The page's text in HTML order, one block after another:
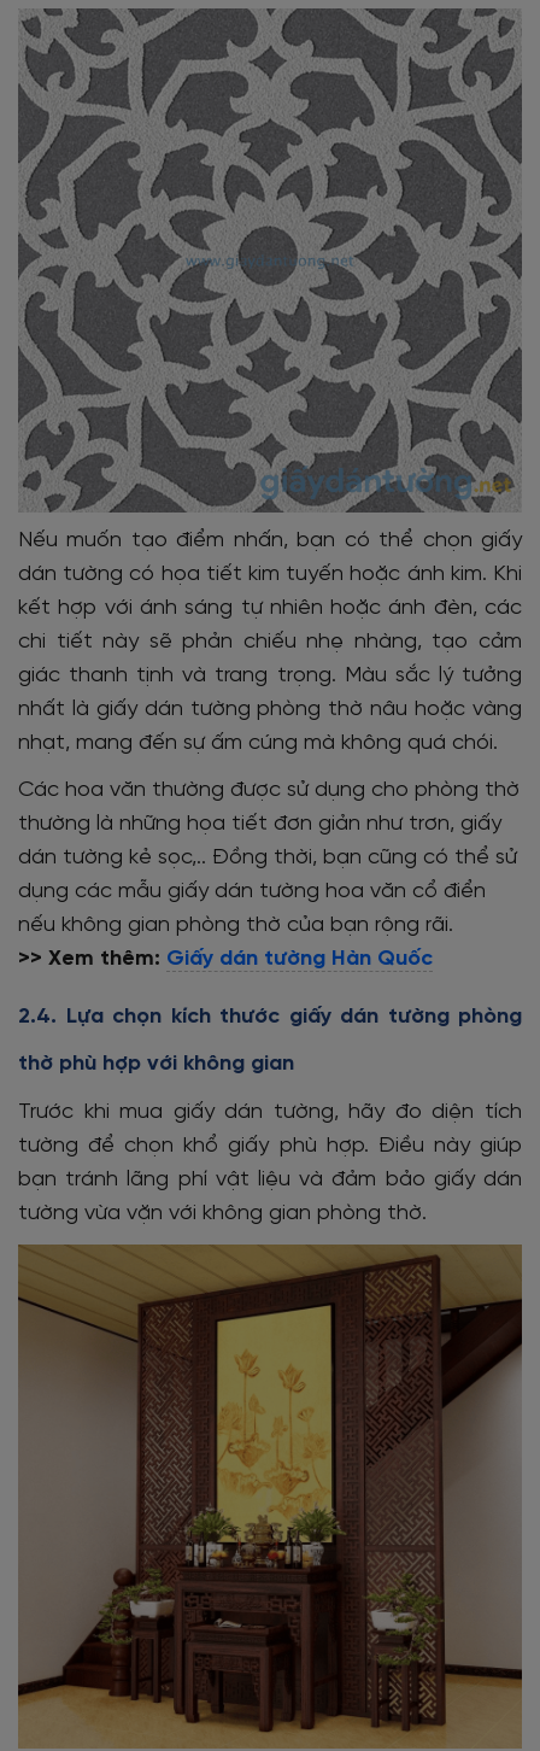
Nếu muốn tạo điểm nhấn, bạn có thể chọn giấy
dán tường có họa tiết kim tuyến hoặc ánh kim. Khi
kết hợp với ánh sáng tự nhiên hoặc ánh đèn, các
chi tiết này sẽ phản chiếu nhẹ nhàng, tạo cảm
giác thanh tịnh và trang trọng. Màu sắc lý tưởng
nhất là giấy dán tường phòng thờ nâu hoặc vàng
nhạt, mang đến sự ấm cúng mà không quá chói.
Các hoa văn thường được sử dụng cho phòng thờ
thường là những họa tiết đơn giản như trơn, giấy
dán tường kẻ sọc,.. Đồng thời, bạn cũng có thể sử
dụng các mẫu giấy dán tường hoa văn cổ điển
nếu không gian phòng thờ của bạn rộng rãi.
>> Xem thêm: Giấy dán tường Hàn Quốc
2.4. Lựa chọn kích thước giấy dán tường phòng
thờ phù hợp với không gian
Trước khi mua giấy dán tường, hãy đo diện tích
tường để chọn khổ giấy phù hợp. Điều này giúp
bạn tránh lãng phí vật liệu và đảm bảo giấy dán
tường vừa vặn với không gian phòng thờ.